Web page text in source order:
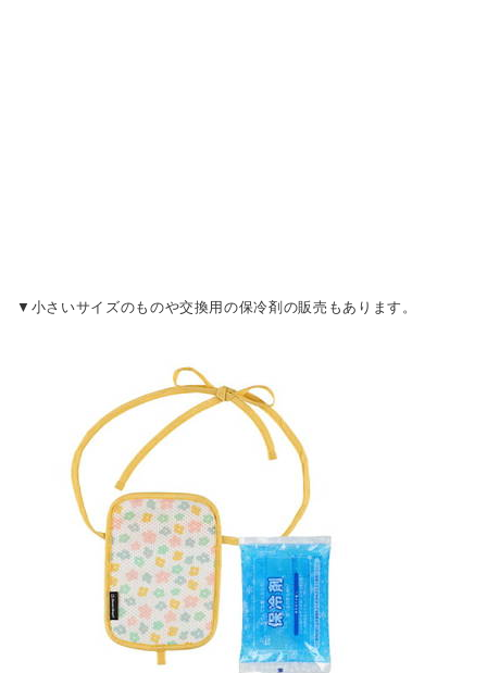
▼小さいサイズのものや交換用の保冷剤の販売もあります。